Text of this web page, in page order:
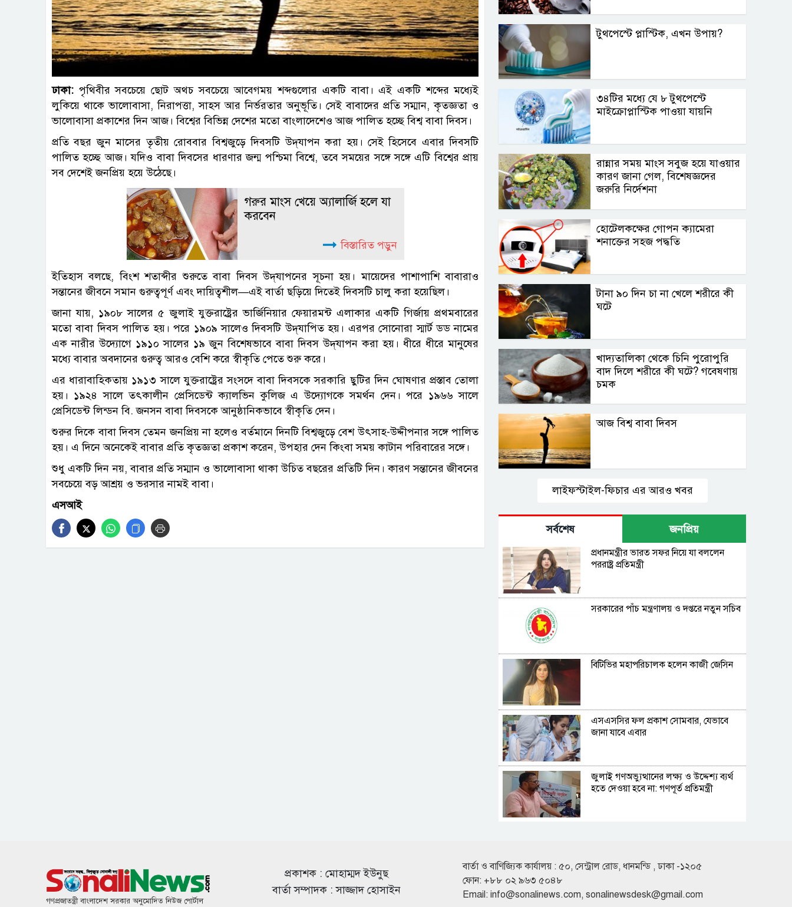
ফাইল ছবি
ঢাকা: পৃথিবীর সবচেয়ে ছোট অথচ সবচেয়ে আবেগময় শব্দগুলোর একটি বাবা। এই একটি শব্দের মধ্যেই
লুকিয়ে থাকে ভালোবাসা, নিরাপত্তা, সাহস আর নির্ভরতার অনুভূতি। সেই বাবাদের প্রতি সম্মান, কৃতজ্ঞতা ও
ভালোবাসা প্রকাশের দিন আজ। বিশ্বের বিভিন্ন দেশের মতো বাংলাদেশেও আজ পালিত হচ্ছে বিশ্ব বাবা দিবস।
প্রতি বছর জুন মাসের তৃতীয় রোববার বিশ্বজুড়ে দিবসটি উদ্‌যাপন করা হয়। সেই হিসেবে এবার দিবসটি
পালিত হচ্ছে আজ। যদিও বাবা দিবসের ধারণার জন্ম পশ্চিমা বিশ্বে, তবে সময়ের সঙ্গে সঙ্গে এটি বিশ্বের প্রায়
সব দেশেই জনপ্রিয় হয়ে উঠেছে।
গরুর মাংস খেয়ে অ্যালার্জি হলে যা
করবেন
বিস্তারিত পড়ুন
ইতিহাস বলছে, বিংশ শতাব্দীর শুরুতে বাবা দিবস উদ্‌যাপনের সূচনা হয়। মায়েদের পাশাপাশি বাবারাও
সন্তানের জীবনে সমান গুরুত্বপূর্ণ এবং দায়িত্বশীল—এই বার্তা ছড়িয়ে দিতেই দিবসটি চালু করা হয়েছিল।
জানা যায়, ১৯০৮ সালের ৫ জুলাই যুক্তরাষ্ট্রের ভার্জিনিয়ার ফেয়ারমন্ট এলাকার একটি গির্জায় প্রথমবারের
মতো বাবা দিবস পালিত হয়। পরে ১৯০৯ সালেও দিবসটি উদ্‌যাপিত হয়। এরপর সোনোরা স্মার্ট ডড নামের
এক নারীর উদ্যোগে ১৯১০ সালের ১৯ জুন বিশেষভাবে বাবা দিবস উদ্‌যাপন করা হয়। ধীরে ধীরে মানুষের
মধ্যে বাবার অবদানের গুরুত্ব আরও বেশি করে স্বীকৃতি পেতে শুরু করে।
এর ধারাবাহিকতায় ১৯১৩ সালে যুক্তরাষ্ট্রের সংসদে বাবা দিবসকে সরকারি ছুটির দিন ঘোষণার প্রস্তাব তোলা
হয়। ১৯২৪ সালে তৎকালীন প্রেসিডেন্ট ক্যালভিন কুলিজ এ উদ্যোগকে সমর্থন দেন। পরে ১৯৬৬ সালে
প্রেসিডেন্ট লিন্ডন বি. জনসন বাবা দিবসকে আনুষ্ঠানিকভাবে স্বীকৃতি দেন।
শুরুর দিকে বাবা দিবস তেমন জনপ্রিয় না হলেও বর্তমানে দিনটি বিশ্বজুড়ে বেশ উৎসাহ-উদ্দীপনার সঙ্গে পালিত
হয়। এ দিনে অনেকেই বাবার প্রতি কৃতজ্ঞতা প্রকাশ করেন, উপহার দেন কিংবা সময় কাটান পরিবারের সঙ্গে।
শুধু একটি দিন নয়, বাবার প্রতি সম্মান ও ভালোবাসা থাকা উচিত বছরের প্রতিটি দিন। কারণ সন্তানের জীবনের
সবচেয়ে বড় আশ্রয় ও ভরসার নামই বাবা।
এসআই
টুথপেস্টে প্লাস্টিক, এখন উপায়?
৩৪টির মধ্যে যে ৮ টুথপেস্টে
মাইক্রোপ্লাস্টিক পাওয়া যায়নি
রান্নার সময় মাংস সবুজ হয়ে যাওয়ার
কারণ জানা গেল, বিশেষজ্ঞদের
জরুরি নির্দেশনা
হোটেলকক্ষের গোপন ক্যামেরা
শনাক্তের সহজ পদ্ধতি
টানা ৯০ দিন চা না খেলে শরীরে কী
ঘটে
খাদ্যতালিকা থেকে চিনি পুরোপুরি
বাদ দিলে শরীরে কী ঘটে? গবেষণায়
চমক
আজ বিশ্ব বাবা দিবস
লাইফস্টাইল-ফিচার এর আরও খবর
সর্বশেষ জনপ্রিয়
প্রধানমন্ত্রীর ভারত সফর নিয়ে যা বললেন
পররাষ্ট্র প্রতিমন্ত্রী
সরকারের পাঁচ মন্ত্রণালয় ও দপ্তরে নতুন সচিব
বিটিভির মহাপরিচালক হলেন কাজী জেসিন
এসএসসির ফল প্রকাশ সোমবার, যেভাবে
জানা যাবে এবার
জুলাই গণঅভ্যুত্থানের লক্ষ্য ও উদ্দেশ্য ব্যর্থ
হতে দেওয়া হবে না: গণপূর্ত প্রতিমন্ত্রী
রুশ পারমাণবিক আইসব্রেকারে উত্তর মেরু
অভিযানে বাংলাদেশী শিক্ষার্থী প্রত্যয়
গণপ্রজাতন্ত্রী বাংলাদেশ সরকার অনুমোদিত নিউজ পোর্টাল
প্রকাশক : মোহাম্মদ ইউনুছ
বার্তা সম্পাদক : সাজ্জাদ হোসাইন
বার্তা ও বাণিজ্যিক কার্যালয় : ৫০, সেন্ট্রাল রোড, ধানমন্ডি , ঢাকা -১২০৫
ফোন: +৮৮ ০২ ৯৬৩ ৫০৪৮
Email: info@sonalinews.com, sonalinewsdesk@gmail.com